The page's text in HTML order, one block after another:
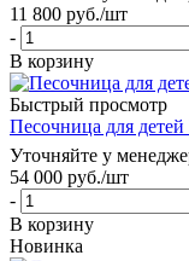
11 800 руб./шт
-
В корзину
Быстрый просмотр
Песочница для
Уточняйте у
54 000 руб./шт
-
В корзину
Новинка